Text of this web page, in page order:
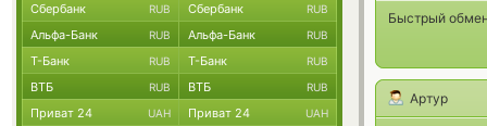
Быстрый
Артур
Сбербанк RUB Сбербанк RUB
Альфа-Банк RUB Альфа-Банк RUB
Т-Банк RUB Т-Банк RUB
ВТБ RUB ВТБ RUB
Приват 24 UAH Приват 24 UAH